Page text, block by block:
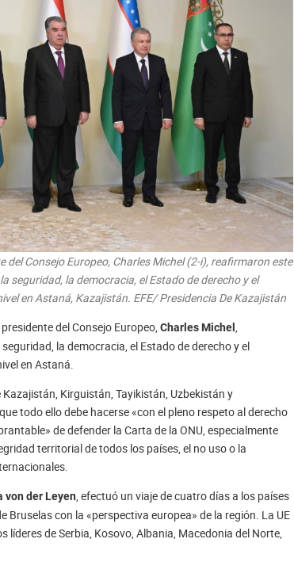
Consejo Europeo, Charles Michel (2-i), reafirmaron este
seguridad, la democracia, el Estado de derecho y el
en Astaná, Kazajistán. EFE/ Presidencia De Kazajistán
del Consejo Europeo,Charles Michel
la democracia, el Estado de derecho y el
en Astaná.
Kirguistán, Tayikistán, Uzbekistán y
todo ello debe hacerse «con el pleno respeto al derecho
de defender la Carta de la ONU, especialmente
territorial de todos los países, el no uso o la
von der Leyen , efectuó un viaje de cuatro días a los países
con la «perspectiva europea» de la región. La UE
de Serbia, Kosovo, Albania, Macedonia del Norte,